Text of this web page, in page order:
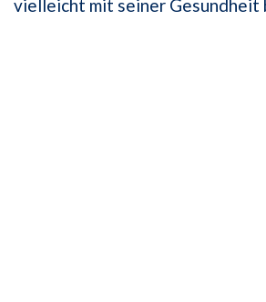
vielleicht mit seiner Gesundheit